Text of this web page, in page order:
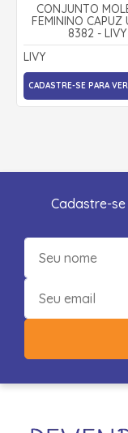
CONJUNTO
FEMININO CAPUZ
8382 - LIVY
LIVY
CADASTRE-SE PARA
Cadastre-